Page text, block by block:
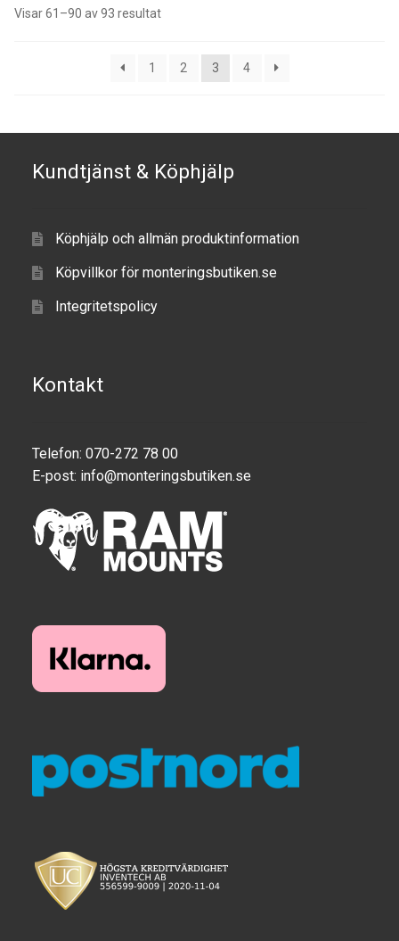
Visar 61–90 av 93 resultat
1 2 3 4
Kundtjänst & Köphjälp
Köphjälp och allmän produktinformation
Köpvillkor för monteringsbutiken.se
Integritetspolicy
Kontakt
Telefon: 070-272 78 00
E-post: info@monteringsbutiken.se